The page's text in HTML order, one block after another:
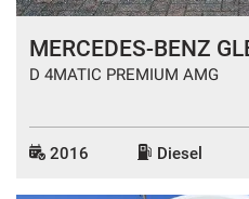
MERCEDES-BENZ
D 4MATIC PREMIUM AMG
2016 Diesel